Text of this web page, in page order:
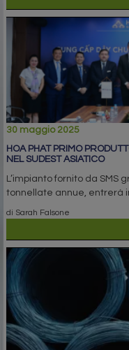
30 maggio 2025
HOA PHAT PRIMO
NEL SUDEST ASIATICO
L’impianto fornito da SMS
tonnellate annue, entrerà
di Sarah Falsone